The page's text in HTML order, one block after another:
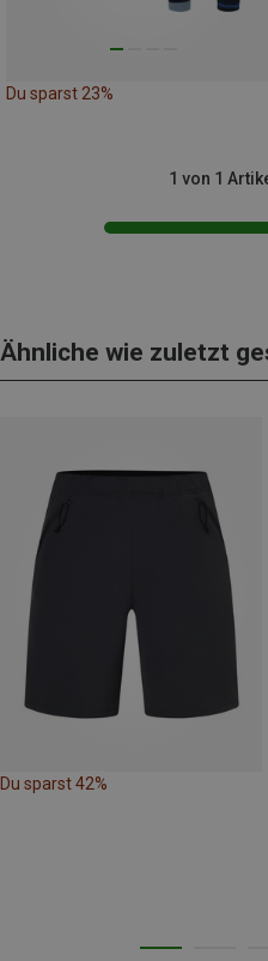
Du sparst 23%
1 von 1
Ähnliche wie zuletzt
Du sparst 42%